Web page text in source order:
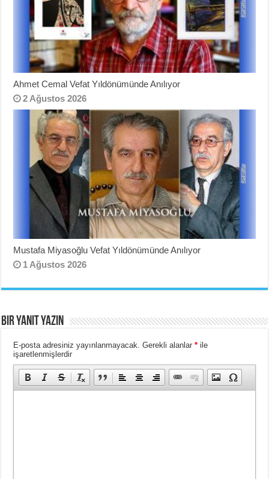
Ahmet Cemal Vefat Yıldönümünde Anılıyor
2 Ağustos 2026
Mustafa Miyasoğlu Vefat Yıldönümünde Anılıyor
1 Ağustos 2026
Bir yanıt yazın
E-posta adresiniz yayınlanmayacak. Gerekli alanlar* ile
işaretlenmişlerdir